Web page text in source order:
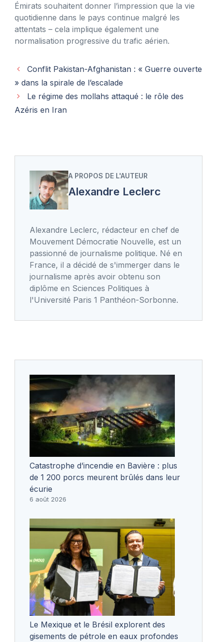
Émirats souhaitent donner l’impression que la vie
quotidienne dans le pays continue malgré les
attentats – cela implique également une
normalisation progressive du trafic aérien.
Conflit Pakistan-Afghanistan : « Guerre ouverte
» dans la spirale de l’escalade
Le régime des mollahs attaqué : le rôle des
Azéris en Iran
A PROPOS DE L'AUTEUR
Alexandre Leclerc
Alexandre Leclerc, rédacteur en chef de
Mouvement Démocratie Nouvelle, est un
passionné de journalisme politique. Né en
France, il a décidé de s'immerger dans le
journalisme après avoir obtenu son
diplôme en Sciences Politiques à
l'Université Paris 1 Panthéon-Sorbonne.
Catastrophe d’incendie en Bavière : plus
de 1 200 porcs meurent brûlés dans leur
écurie
6 août 2026
Le Mexique et le Brésil explorent des
gisements de pétrole en eaux profondes